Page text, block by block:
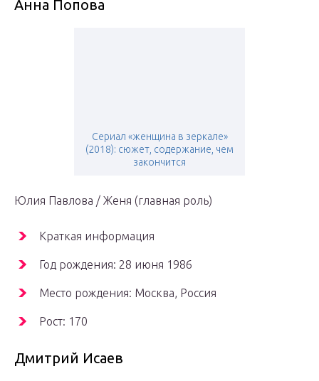
Анна Попова
Сериал «женщина в зеркале»
(2018): сюжет, содержание, чем
закончится
Юлия Павлова / Женя (главная роль)
Краткая информация
Год рождения: 28 июня 1986
Место рождения: Москва, Россия
Рост: 170
Дмитрий Исаев